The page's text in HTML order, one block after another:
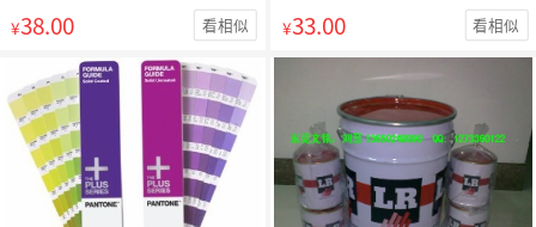
¥38.00 看相似 ¥33.00 看相似